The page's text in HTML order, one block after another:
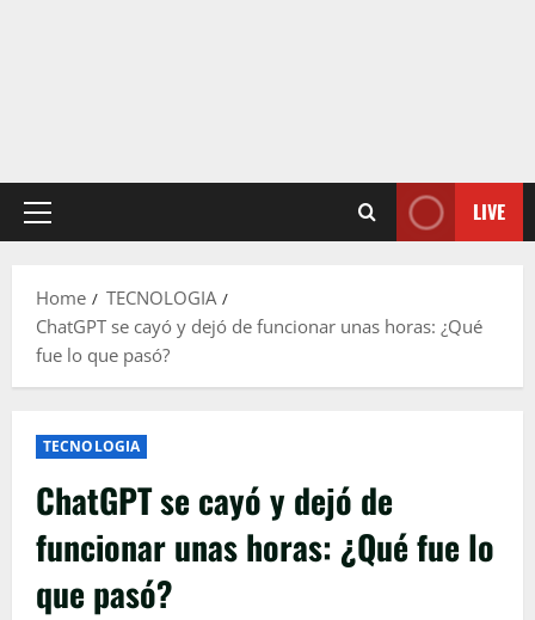
Primary
LIVE
Home
TECNOLOGIA
ChatGPT se cayó y dejó de funcionar unas horas: ¿Qué
fue lo que pasó?
TECNOLOGIA
ChatGPT se cayó y dejó de
funcionar unas horas: ¿Qué fue lo
que pasó?